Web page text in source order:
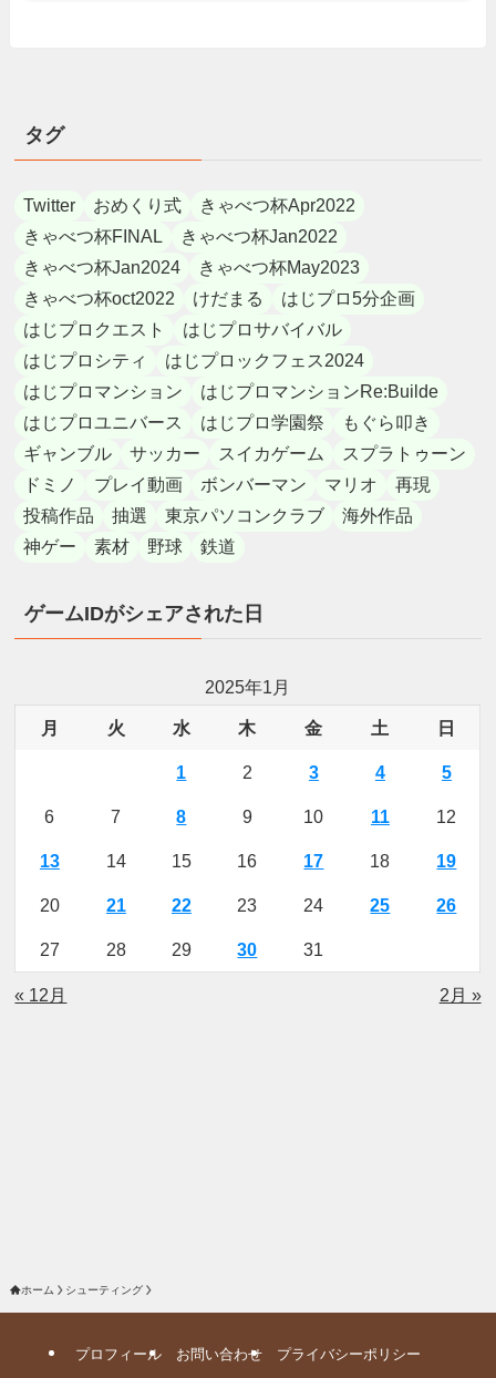
タグ
Twitter おめくり式
きゃべつ杯Apr2022
きゃべつ杯FINAL
きゃべつ杯Jan2022
きゃべつ杯Jan2024
きゃべつ杯May2023
きゃべつ杯oct2022
けだまる
はじプロ5分企画
はじプロクエスト
はじプロサバイバル
はじプロシティ
はじプロックフェス2024
はじプロマンション
はじプロマンションRe:Builde
はじプロユニバース
はじプロ学園祭
もぐら叩き
ギャンブル
サッカー スイカゲーム
スプラトゥーン
ドミノ
プレイ動画 ボンバーマン マリオ
再現
投稿作品
抽選 東京パソコンクラブ
海外作品
神ゲー
素材 野球 鉄道
ゲームIDがシェアされた日
2025年1月
月 火 水 木 金 土 日
1 2 3 4 5
6 7 8 9 10 11 12
13 14 15 16 17 18 19
20 21 22 23 24 25 26
27 28 29 30 31
« 12月 2月 »
ホーム シューティング
プロフィール お問い合わせ プライバシーポリシー